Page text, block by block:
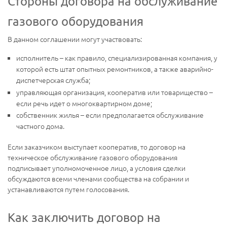
газового оборудования
В данном соглашении могут участвовать:
исполнитель – как правило, специализированная компания, у
которой есть штат опытных ремонтников, а также аварийно-
диспетчерская служба;
управляющая организация, кооператив или товарищество –
если речь идет о многоквартирном доме;
собственник жилья – если предполагается обслуживание
частного дома.
Если заказчиком выступает кооператив, то договор на
техническое обслуживание газового оборудования
подписывает уполномоченное лицо, а условия сделки
обсуждаются всеми членами сообщества на собрании и
устанавливаются путем голосования.
Как заключить договор на